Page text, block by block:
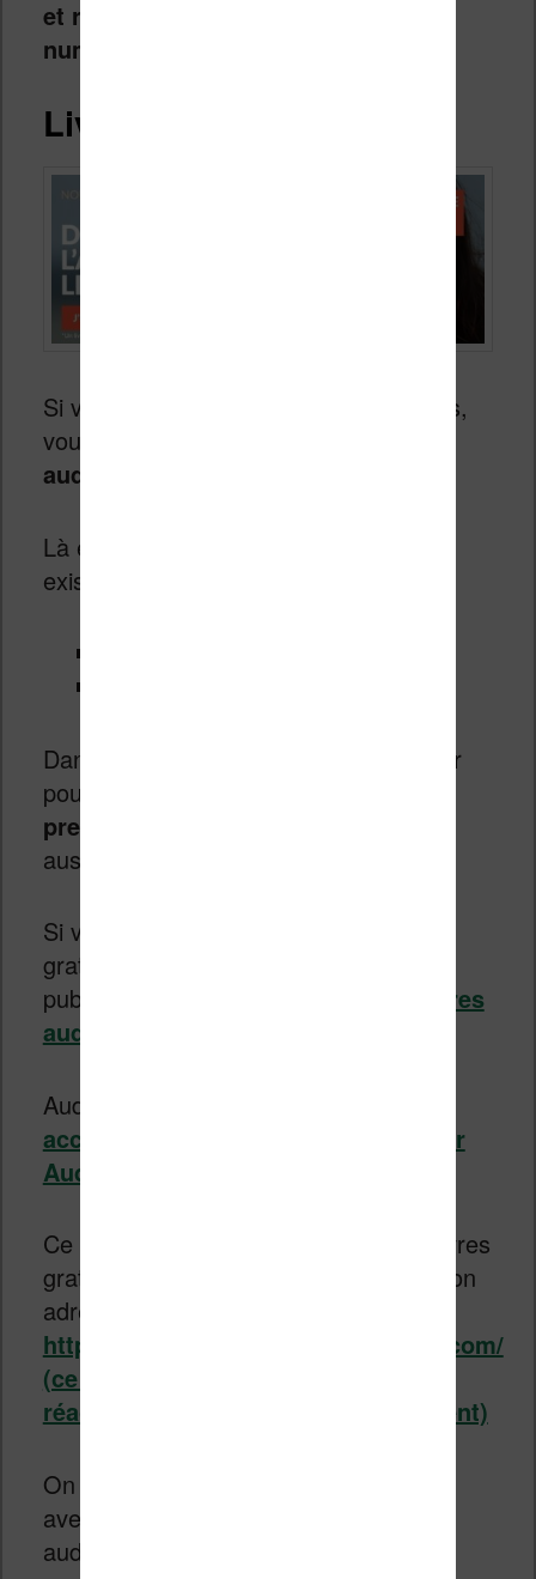
et rapidement accéder à la librairie
numérique pour continuer à lire.
Livre audio
Si vous voulez varier un peu les plaisirs,
vous pouvez
audio
Là encore, il y a des services déjà
existants qui fonctionnent bien :
Dans les deux cas, il vous faudra payer
pour accéder aux livres audio (mais
premier mois est gratuit
aussi le moment d’en profiter).
Si vous cherchez à écouter des livres
gratuitement, là encore un article a été
publié à ce sujet :
télécharger des livres
audio gratuitement
Audible propose aussi
accès gratuits en streaming
voir sur
Audible.fr
Ce site permet de recevoir quelques livres
gratuits (audio ou non) si on y rentre son
adresse email :
https://covid19.confinementlecture.com/
(ce site n’a pour le moment pas été
réactivé avec ce nouveau confinement)
On va alors recevoir un email par jour
avec des livres numériques ou un livre
audio.